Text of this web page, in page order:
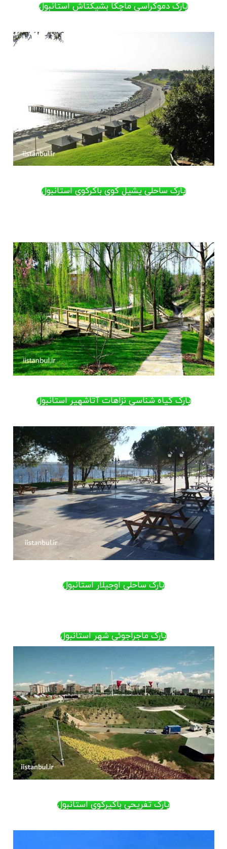
پارک ساحلی یشیل کوی باکرکوی استانبول
پارک دموکراسی ماچکا بشیکتاش استانبول
پارک ماجراجوئی شهر استانبول
پارک ساحلی اوجیلار استانبول
پارک گیاه شناسی نزاهات آتاشهیر استانبول
پارک تفریحی باکیرکوی استانبول